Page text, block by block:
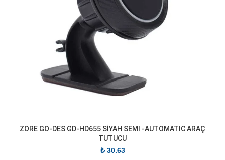
ZORE GO-DES GD-HD655 SİYAH SEMI -AUTOMATIC ARAÇ
TUTUCU
₺30.63